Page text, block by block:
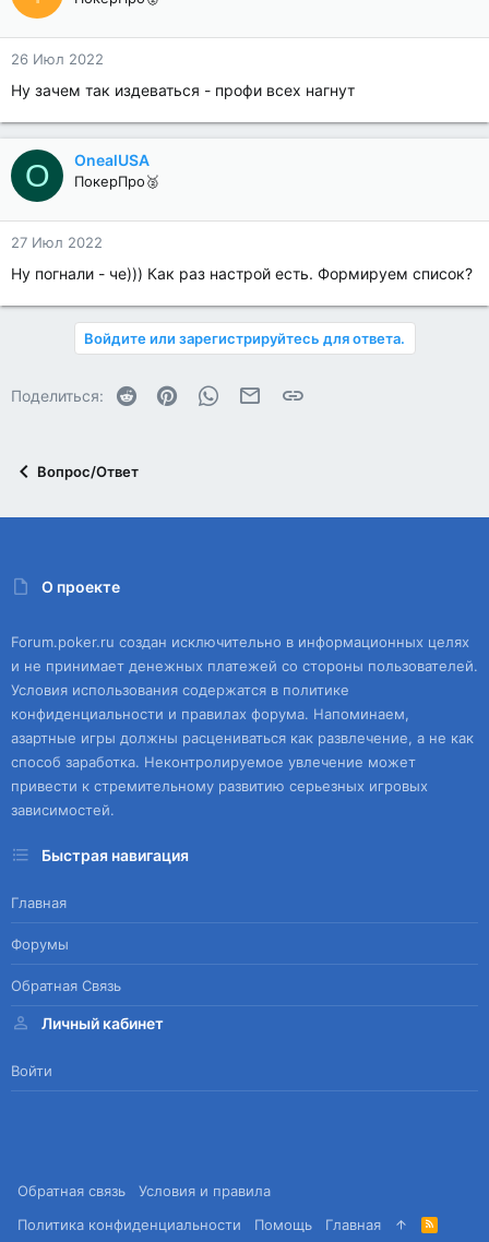
26 Июл 2022
Ну зачем так издеваться - профи всех нагнут
O OnealUSA
ПокерПро🥈
27 Июл 2022
Ну погнали - че))) Как раз настрой есть. Формируем список?
Войдите или зарегистрируйтесь для ответа.
Поделиться: Reddit PinterestWhatsAppЭлектронная почта
Ссылка
Вопрос/Ответ
О проекте
Forum.poker.ru создан исключительно в информационных целях
и не принимает денежных платежей со стороны пользователей.
Условия использования содержатся в политике
конфиденциальности и правилах форума. Напоминаем,
азартные игры должны расцениваться как развлечение, а не как
способ заработка. Неконтролируемое увлечение может
привести к стремительному развитию серьезных игровых
зависимостей.
Быстрая навигация
Главная
Форумы
Обратная Связь
Личный кабинет
Войти
Обратная связь
Условия и правила
Политика конфиденциальности
Помощь Главная
R
S